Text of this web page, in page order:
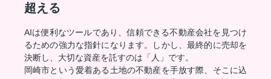
超える
AIは便利なツールであり、信頼できる不動産会社を見つけ
るための強力な指針になります。しかし、最終的に売却を
決断し、大切な資産を託すのは「人」です。
岡崎市という愛着ある土地の不動産を手放す際、そこに込